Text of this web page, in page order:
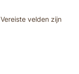
Vereiste velden zijn